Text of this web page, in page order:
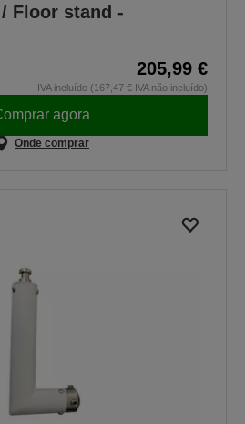
Floor stand -
205,99 €
IVA incluído (167,47 € IVA não incluído)
agora
Onde comprar